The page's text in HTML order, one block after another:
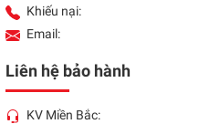
Khiếu nại:
Email:
Liên hệ bảo hành
KV Miền Bắc: